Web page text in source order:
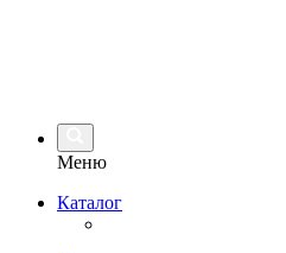
Меню
Каталог